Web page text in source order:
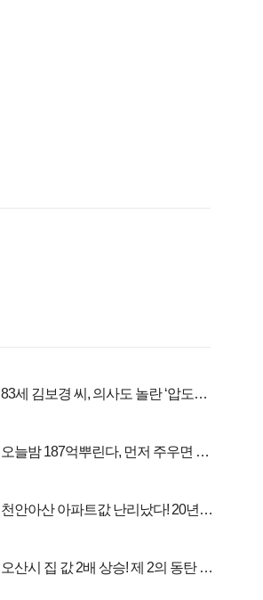
83세 김보경 씨, 의사도 놀란 ‘압도적
오늘밤 187억뿌린다, 먼저 주우면 최
천안아산 아파트값 난리났다! 20년
오산시 집 값 2배 상승! 제 2의 동탄 신